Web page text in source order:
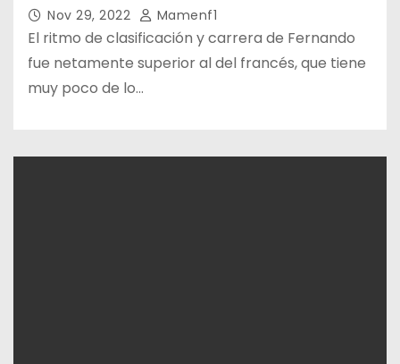
Nov 29, 2022 Mamenf1
El ritmo de clasificación y carrera de Fernando
fue netamente superior al del francés, que tiene
muy poco de lo…